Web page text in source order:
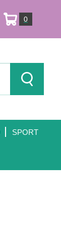
0
ARTICOLI
Cerca
SPORT